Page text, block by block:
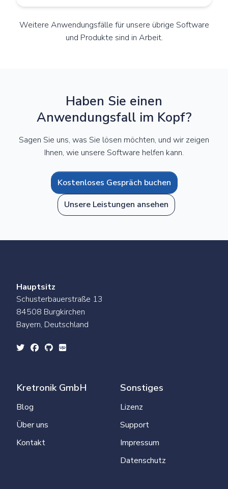
Weitere Anwendungsfälle für unsere übrige Software
und Produkte sind in Arbeit.
Haben Sie einen
Anwendungsfall im Kopf?
Sagen Sie uns, was Sie lösen möchten, und wir zeigen
Ihnen, wie unsere Software helfen kann.
Kostenloses Gespräch buchen
Unsere Leistungen ansehen
Hauptsitz
Schusterbauerstraße 13
84508 Burgkirchen
Bayern, Deutschland
Kretronik GmbH
Blog
Über uns
Kontakt
Sonstiges
Lizenz
Support
Impressum
Datenschutz